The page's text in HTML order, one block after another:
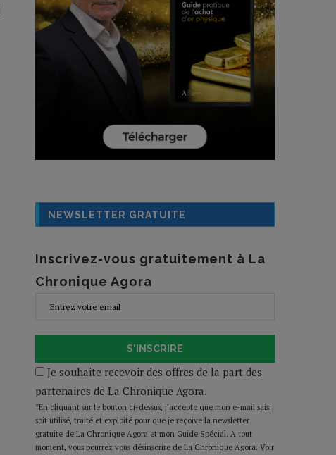
NEWSLETTER GRATUITE
Inscrivez-vous gratuitement à La
Chronique Agora
S'INSCRIRE
Je souhaite recevoir des offres de la part des
partenaires de La Chronique Agora.
*En cliquant sur le bouton ci-dessus, j’accepte que mon e-mail saisi
soit utilisé, traité et exploité pour que je reçoive la newsletter
gratuite de La Chronique Agora et mon Guide Spécial. A tout
moment, vous pourrez vous désinscrire de La Chronique Agora. Voir